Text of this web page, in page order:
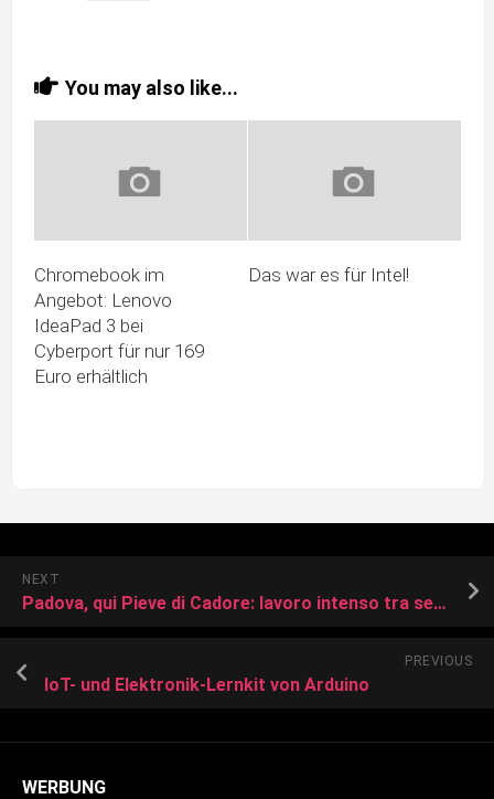
You may also like...
Chromebook im
Angebot: Lenovo
IdeaPad 3 bei
Cyberport für nur 169
Euro erhältlich
Das war es für Intel!
NEXT
Padova, qui Pieve di Cadore: lavoro intenso tra sedute tattiche e fisiche
PREVIOUS
IoT- und Elektronik-Lernkit von Arduino
WERBUNG